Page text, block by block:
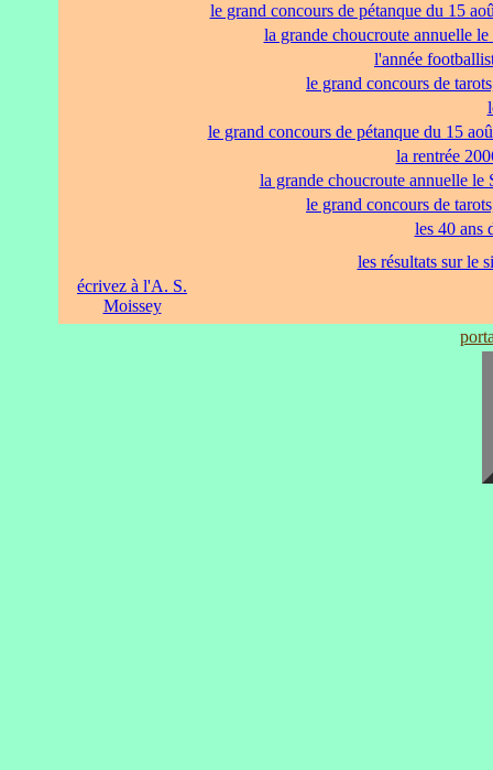
le grand concours de pétanque du 15
la grande choucroute annuelle
l'année
le grand concours de
le grand concours de pétanque du 15
la rentrée
la grande choucroute annuelle
le grand concours de
les 40 ans
les résultats sur le
écrivez à l'A. S.
Moissey